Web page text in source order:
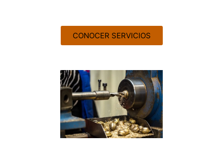
CONOCER SERVICIOS